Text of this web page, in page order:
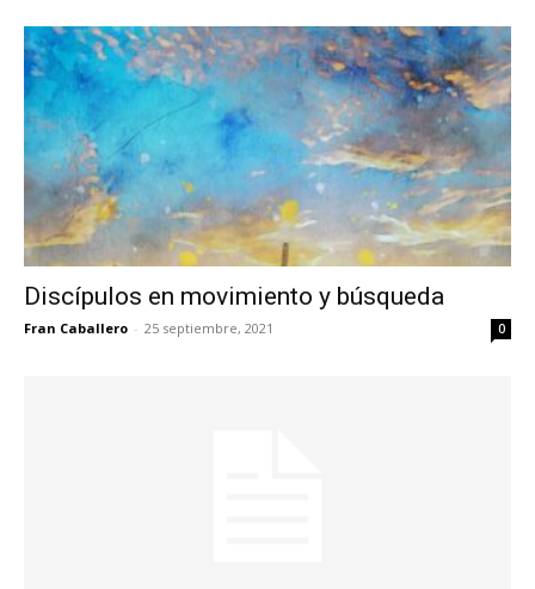
Discípulos en movimiento y búsqueda
Fran Caballero - 25 septiembre, 2021 0